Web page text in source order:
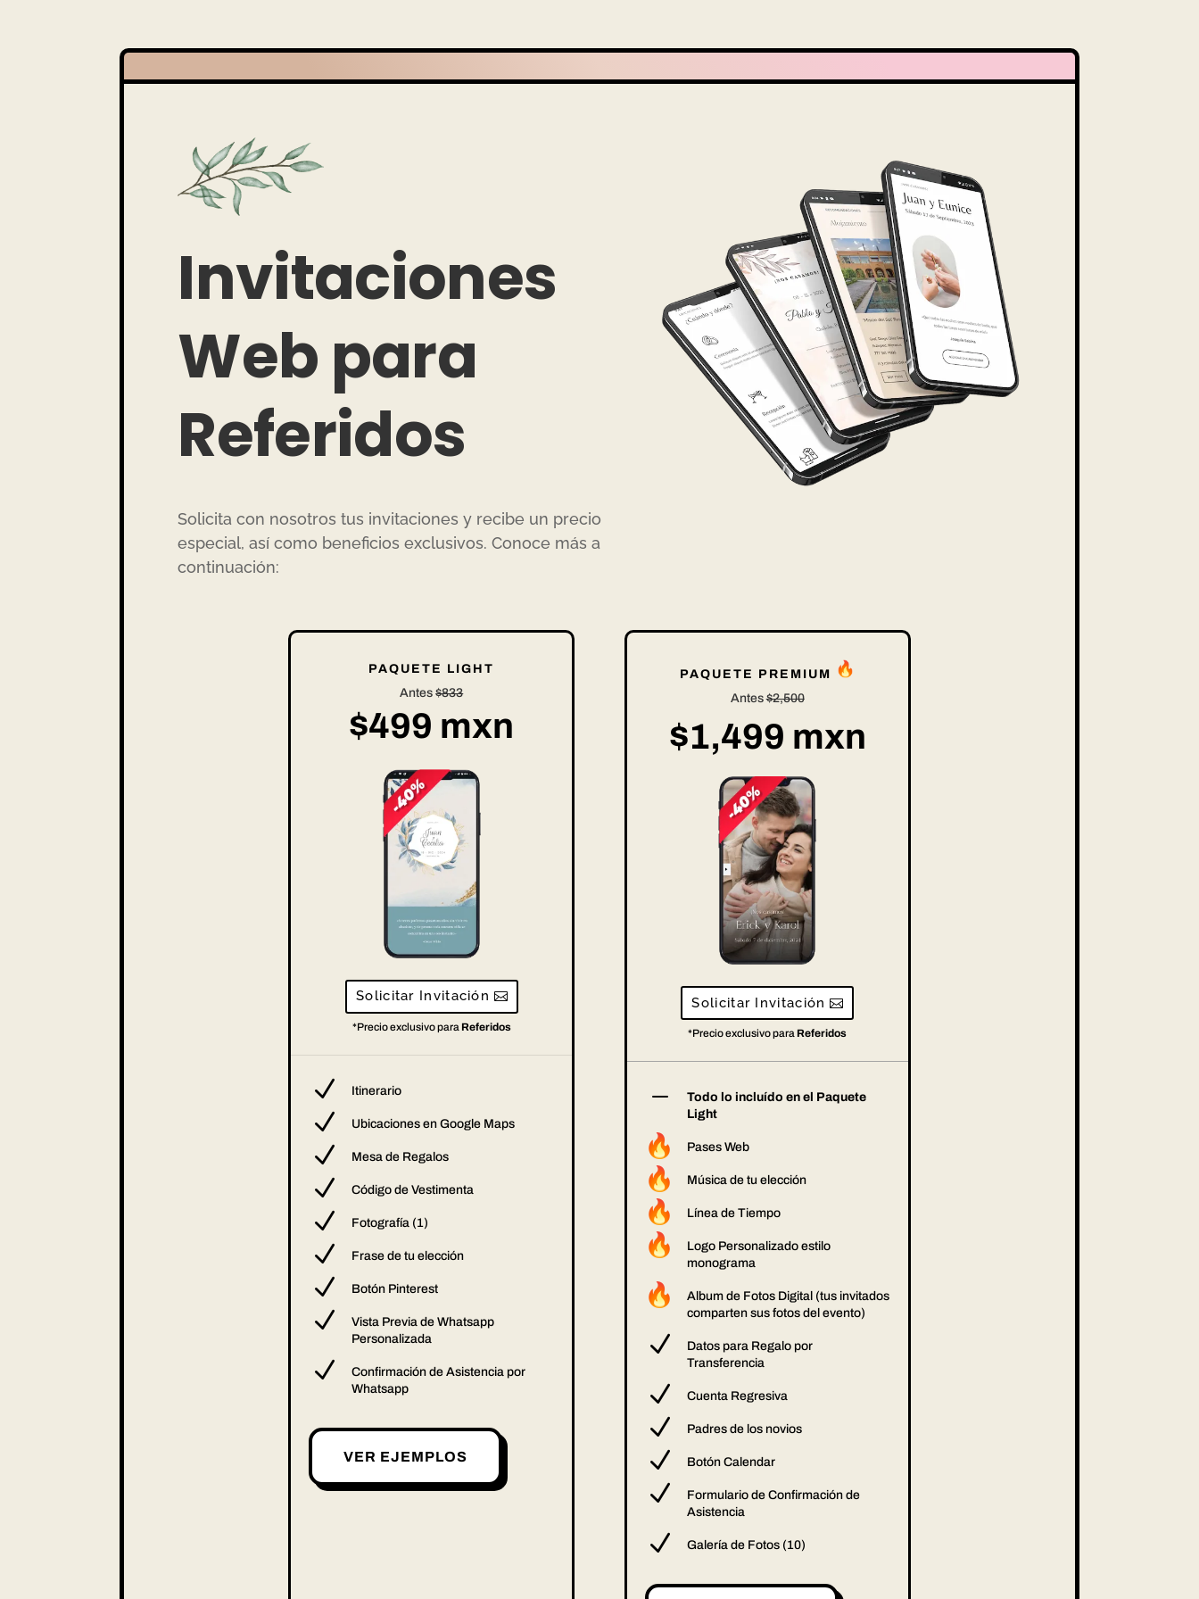
Invitaciones
Web para
Referidos
Solicita con nosotros tus invitaciones y recibe un precio
especial, así como beneficios exclusivos. Conoce más a
continuación:
PAQUETE LIGHT
Antes$833
$499 mxn
Solicitar Invitación
*Precio exclusivo para Referidos
N Itinerario
N Ubicaciones en Google Maps
N Mesa de Regalos
N Código de Vestimenta
N Fotografía (1)
N Frase de tu elección
N Botón Pinterest
N
Vista Previa de Whatsapp
Personalizada
N
Confirmación de Asistencia por
Whatsapp
VER EJEMPLOS
PAQUETE PREMIUM
Antes$2,500
$1,499 mxn
Solicitar Invitación
*Precio exclusivo para Referidos
K
Todo lo incluído en el Paquete
Light
Pases Web
Música de tu elección
Línea de Tiempo
Logo Personalizado estilo
monograma
Album de Fotos Digital (tus invitados
comparten sus fotos del evento)
N
Datos para Regalo por
Transferencia
N Cuenta Regresiva
N Padres de los novios
N Botón Calendar
N
Formulario de Confirmación de
Asistencia
N Galería de Fotos (10)